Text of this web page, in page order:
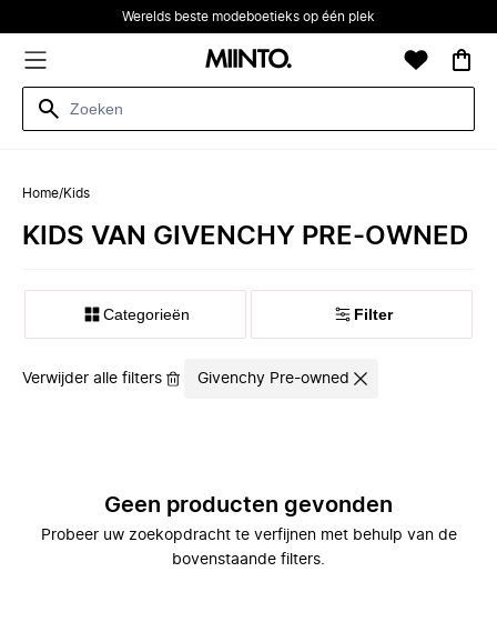
Werelds beste modeboetieks op één plek
Home/Kids
KIDS VAN GIVENCHY PRE-OWNED
Categorieën Filter
Verwijder alle filters Givenchy Pre-owned
Geen producten gevonden
Probeer uw zoekopdracht te verfijnen met behulp van de
bovenstaande filters.